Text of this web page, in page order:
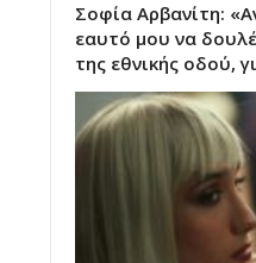
Σοφία Αρβανίτη:
εαυτό μου να
της εθνικής οδού,